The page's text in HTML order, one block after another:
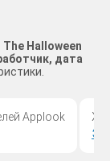
Halloween
дата
Applook